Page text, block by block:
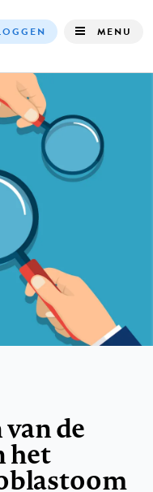
MENU
de
het